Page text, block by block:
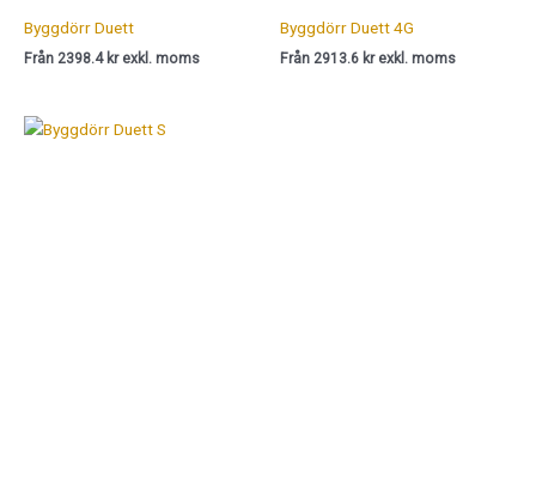
Byggdörr Duett
Från 2398.4 kr exkl. moms
Byggdörr Duett 4G
Från 2913.6 kr exkl. moms